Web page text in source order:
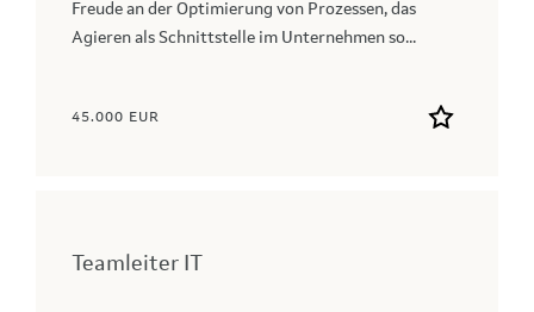
Freude an der Optimierung von Prozessen, das
Agieren als Schnittstelle im Unternehmen so...
45.000 EUR
Teamleiter IT